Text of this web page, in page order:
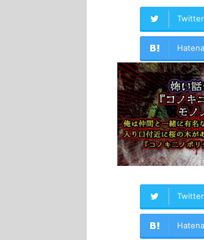
Twitter
Hatena
Twitter
Hatena